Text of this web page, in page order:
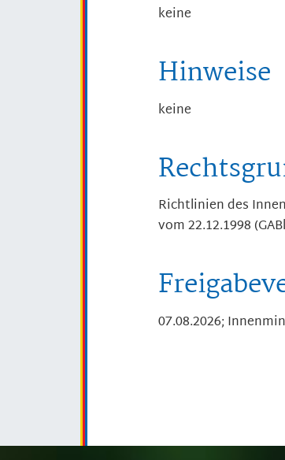
keine
Hinweise
keine
Richtlinien des
vom 22.12.1998
07.08.2026;